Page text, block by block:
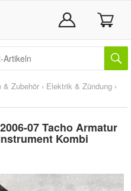
& Zubehör › Elektrik & Zündung ›
07 Tacho Armatur
Kombi